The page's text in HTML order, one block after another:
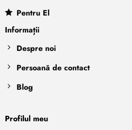
Pentru El
Informații
Despre noi
Persoană de contact
Blog
Profilul meu